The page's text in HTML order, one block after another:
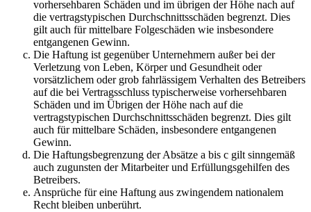
vorhersehbaren Schäden und im übrigen der Höhe nach auf
die vertragstypischen Durchschnittsschäden begrenzt. Dies
gilt auch für mittelbare Folgeschäden wie insbesondere
entgangenen Gewinn.
Die Haftung ist gegenüber Unternehmern außer bei der
Verletzung von Leben, Körper und Gesundheit oder
vorsätzlichem oder grob fahrlässigem Verhalten des Betreibers
auf die bei Vertragsschluss typischerweise vorhersehbaren
Schäden und im Übrigen der Höhe nach auf die
vertragstypischen Durchschnittsschäden begrenzt. Dies gilt
auch für mittelbare Schäden, insbesondere entgangenen
Gewinn.
Die Haftungsbegrenzung der Absätze a bis c gilt sinngemäß
auch zugunsten der Mitarbeiter und Erfüllungsgehilfen des
Betreibers.
Ansprüche für eine Haftung aus zwingendem nationalem
Recht bleiben unberührt.